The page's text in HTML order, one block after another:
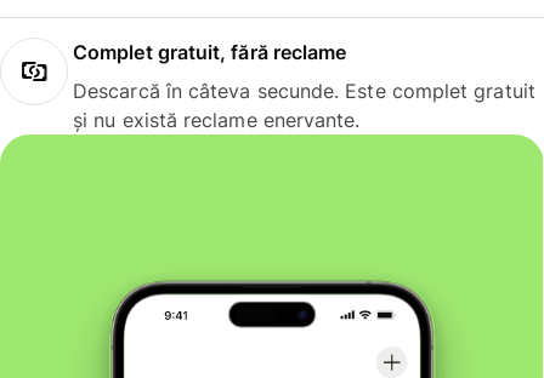
Complet gratuit, fără reclame
Descarcă în câteva secunde. Este complet gratuit
și nu există reclame enervante.